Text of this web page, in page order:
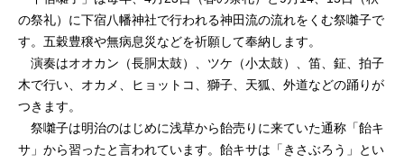
の祭礼）に下宿八幡神社で行われる神田流の流れをくむ祭囃子で
す。五穀豊穣や無病息災などを祈願して奉納します。
演奏はオオカン（長胴太鼓）、ツケ（小太鼓）、笛、鉦、拍子
木で行い、オカメ、ヒョットコ、獅子、天狐、外道などの踊りが
つきます。
祭囃子は明治のはじめに浅草から飴売りに来ていた通称「飴キ
サ」から習ったと言われています。飴キサは「きさぶろう」とい